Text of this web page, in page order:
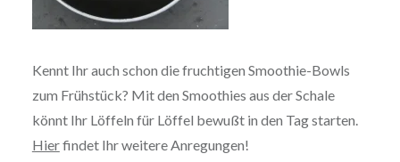
Kennt Ihr auch schon die fruchtigen Smoothie-Bowls
zum Frühstück? Mit den Smoothies aus der Schale
könnt Ihr Löffeln für Löffel bewußt in den Tag starten.
Hierfindet Ihr weitere Anregungen!